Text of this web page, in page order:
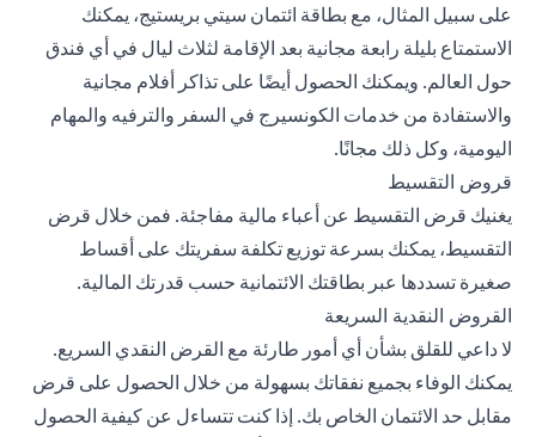
على سبيل المثال، مع بطاقة ائتمان سيتي بريستيج، يمكنك
الاستمتاع بليلة رابعة مجانية بعد الإقامة لثلاث ليال في أي فندق
حول العالم. ويمكنك الحصول أيضًا على تذاكر أفلام مجانية
والاستفادة من خدمات الكونسيرج في السفر والترفيه والمهام
اليومية، وكل ذلك مجانًا.
قروض التقسيط
يغنيك قرض التقسيط عن أعباء مالية مفاجئة. فمن خلال قرض
التقسيط، يمكنك بسرعة توزيع تكلفة سفريتك على أقساط
صغيرة تسددها عبر بطاقتك الائتمانية حسب قدرتك المالية.
القروض النقدية السريعة
لا داعي للقلق بشأن أي أمور طارئة مع القرض النقدي السريع.
يمكنك الوفاء بجميع نفقاتك بسهولة من خلال الحصول على قرض
مقابل حد الائتمان الخاص بك. إذا كنت تتساءل عن كيفية الحصول